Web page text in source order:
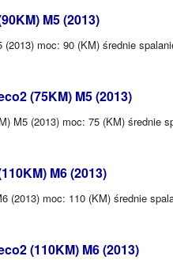
M5 (2013)
moc: 90 (KM) średnie
(75KM) M5 (2013)
M5 (2013) moc: 75 (KM) średnie
M6 (2013)
(2013) moc: 110 (KM) średnie
(110KM) M6 (2013)